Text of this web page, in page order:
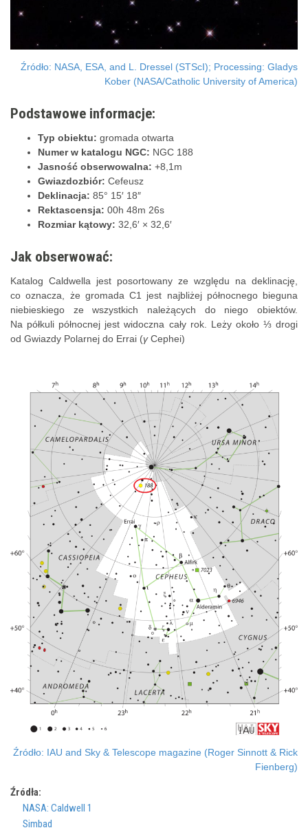
Źródło: NASA, ESA, and L. Dressel (STScI); Processing: Gladys
Kober (NASA/Catholic University of America)
Podstawowe informacje:
Typ obiektu: gromada otwarta
Numer w katalogu NGC: NGC 188
Jasność obserwowalna: +8,1m
Gwiazdozbiór: Cefeusz
Deklinacja: 85° 15′ 18″
Rektascensja: 00h 48m 26s
Rozmiar kątowy: 32,6′ × 32,6′
Jak obserwować:
Katalog Caldwella jest posortowany ze względu na deklinację,
co oznacza, że gromada C1 jest najbliżej północnego bieguna
niebieskiego ze wszystkich należących do niego obiektów.
Na półkuli północnej jest widoczna cały rok. Leży około ⅓ drogi
od Gwiazdy Polarnej do Errai (γCephei)
Źródło: IAU and Sky & Telescope magazine (Roger Sinnott & Rick
Fienberg)
Źródła:
NASA: Caldwell 1
Simbad